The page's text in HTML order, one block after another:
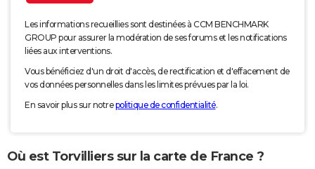
Les informations recueillies sont destinées à CCM BENCHMARK
GROUP pour assurer la modération de ses forums et les notifications
liées aux interventions.
Vous bénéficiez d'un droit d'accès, de rectification et d'effacement de
vos données personnelles dans les limites prévues par la loi.
En savoir plus sur notrepolitique de confidentialité.
Où est Torvilliers sur la carte de France ?